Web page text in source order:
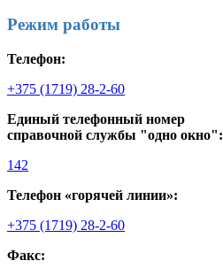
Режим работы
Телефон:
+375 (1719) 28-2-60
Единый телефонный номер
справочной службы "одно окно":
142
Телефон «горячей линии»:
+375 (1719) 28-2-60
Факс: